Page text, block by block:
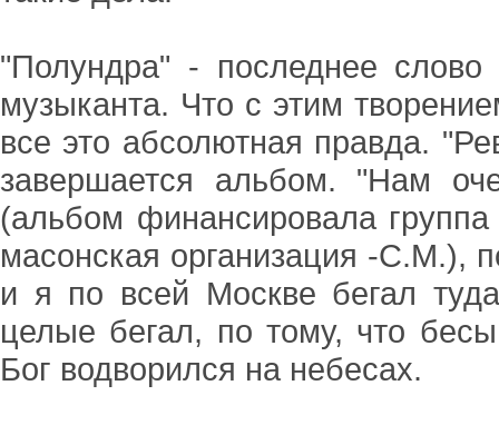
"Полундра" - последнее
музыканта. Что с этим
все это абсолютная правда.
завершается альбом. "Нам
(альбом финансировала
масонская организация -С.М.),
и я по всей Москве бегал
целые бегал, по тому, что
Бог водворился на небесах.